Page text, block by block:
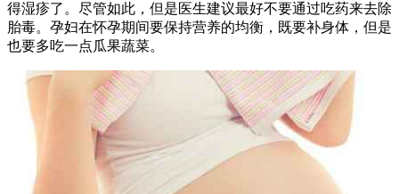
得湿疹了。尽管如此，但是医生建议最好不要通过吃药来去除
胎毒。孕妇在怀孕期间要保持营养的均衡，既要补身体，但是
也要多吃一点瓜果蔬菜。